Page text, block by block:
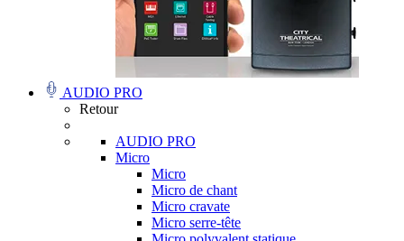
AUDIO PRO
Retour
AUDIO PRO
Micro
Micro
Micro de chant
Micro cravate
Micro serre-tête